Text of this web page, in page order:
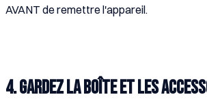
AVANT de remettre l'appareil.
4. Gardez la boîte et les